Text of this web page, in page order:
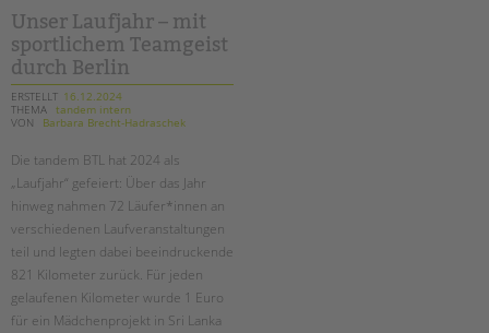
Förderzentren
Kollegs
EFöB
Schulbezogene Sozialarbeit
Tagesgruppen
HILFEN ZUR ERZIEHUNG
EINGLIEDERUNGSHILFE
BETREUTES WOHNEN
TANDEM BTL AKADEMIE
Suchen
Unser Laufjahr – mit
sportlichem Teamgeist
durch Berlin
ERSTELLT 16.12.2024
THEMA tandem intern
VON
Barbara Brecht-Hadraschek
Die tandem BTL hat 2024 als
„Laufjahr“ gefeiert: Über das Jahr
hinweg nahmen 72 Läufer*innen an
verschiedenen Laufveranstaltungen
teil und legten dabei beeindruckende
821 Kilometer zurück. Für jeden
gelaufenen Kilometer wurde 1 Euro
für ein Mädchenprojekt in Sri Lanka